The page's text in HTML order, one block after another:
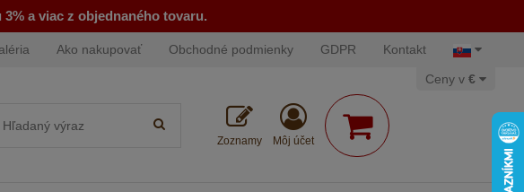
a viac z objednaného tovaru.
Zoznamy Môj účet
Ako nakupovať Obchodné podmienky GDPR Kontakt
Ceny v €